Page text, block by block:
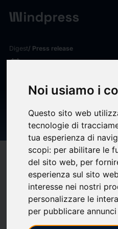
Noi usiamo i
Questo sito web
tecnologie di
tua esperienza di
scopi: per abilitare le
del sito web, per
esperienza sul sito web
interesse nei nostri
personalizzare le
per pubblicare
Digest/ Press release
calendar_today
Édito de
(Président de
Vulnérabilité
Compatibility help
(0)bookmark_borderupload Share
Faut-il vraiment qualifier «
températures que la France
records de chaleur battus,